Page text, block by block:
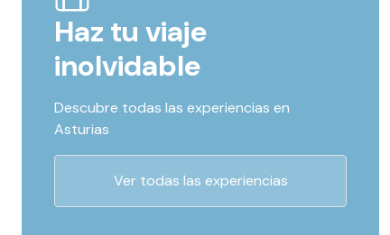
Haz tu viaje
inolvidable
Descubre todas las experiencias en
Asturias
Ver todas las experiencias